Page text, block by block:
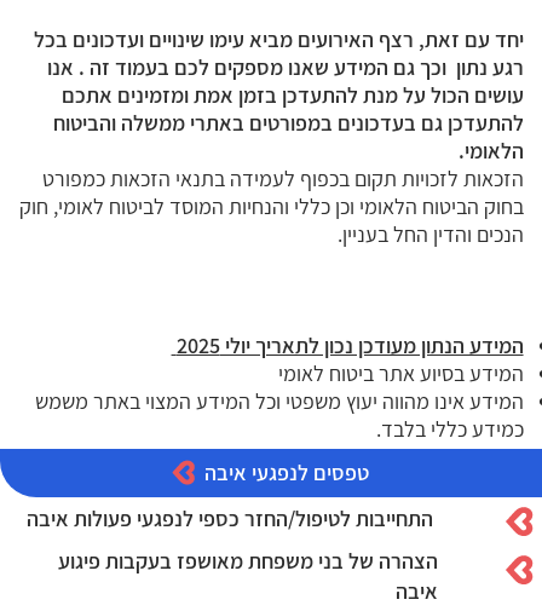
יחד עם זאת, רצף האירועים מביא עימו שינויים ועדכונים בכל
רגע נתון וכך גם המידע שאנו מספקים לכם בעמוד זה . אנו
עושים הכול על מנת להתעדכן בזמן אמת ומזמינים אתכם
להתעדכן גם בעדכונים במפורטים באתרי ממשלה והביטוח
הלאומי.
הזכאות לזכויות תקום בכפוף לעמידה בתנאי הזכאות כמפורט
בחוק הביטוח הלאומי וכן כללי והנחיות המוסד לביטוח לאומי, חוק
הנכים והדין החל בעניין.
המידע הנתון מעודכן נכון לתאריך יולי 2025
המידע בסיוע אתר ביטוח לאומי
המידע אינו מהווה יעוץ משפטי וכל המידע המצוי באתר משמש
כמידע כללי בלבד.
טפסים לנפגעי איבה
התחייבות לטיפול/החזר כספי לנפגעי פעולות איבה
הצהרה של בני משפחת מאושפז בעקבות פיגוע
איבה